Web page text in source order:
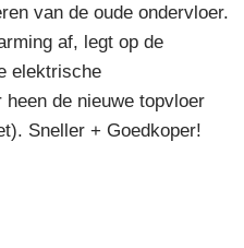
van de oude ondervloer.
af, legt op de
elektrische
de nieuwe topvloer
Sneller + Goedkoper!